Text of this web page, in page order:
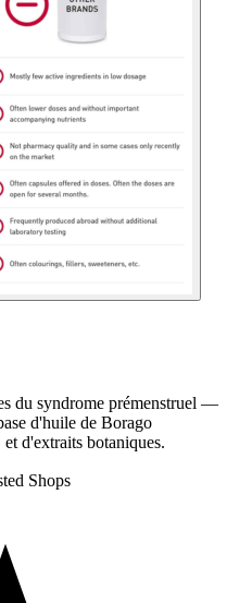
du syndrome prémenstruel —
d'huile de Borago
d'extraits botaniques.
Shops